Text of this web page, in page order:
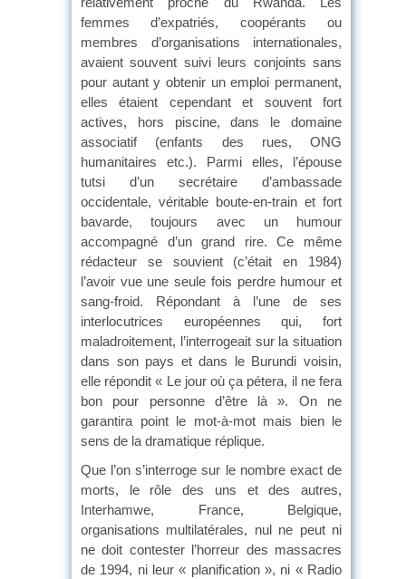
femmes d’expatriés, coopérants ou
membres d’organisations internationales,
avaient souvent suivi leurs conjoints sans
pour autant y obtenir un emploi permanent,
elles étaient cependant et souvent fort
actives, hors piscine, dans le domaine
associatif (enfants des rues, ONG
humanitaires etc.). Parmi elles, l’épouse
tutsi d’un secrétaire d’ambassade
occidentale, véritable boute-en-train et fort
bavarde, toujours avec un humour
accompagné d’un grand rire. Ce même
rédacteur se souvient (c’était en 1984)
l’avoir vue une seule fois perdre humour et
sang-froid. Répondant à l’une de ses
interlocutrices européennes qui, fort
maladroitement, l’interrogeait sur la situation
dans son pays et dans le Burundi voisin,
elle répondit « Le jour où ça pétera, il ne fera
bon pour personne d’être là ». On ne
garantira point le mot-à-mot mais bien le
sens de la dramatique réplique.
Que l’on s’interroge sur le nombre exact de
morts, le rôle des uns et des autres,
Interhamwe, France, Belgique,
organisations multilatérales, nul ne peut ni
ne doit contester l’horreur des massacres
de 1994, ni leur « planification », ni « Radio